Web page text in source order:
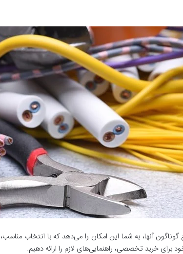
گوناگون آنها، به شما این امکان را می‌دهد که با انتخاب
برای خرید تخصصی، راهنمایی‌های لازم را ارائه دهیم.